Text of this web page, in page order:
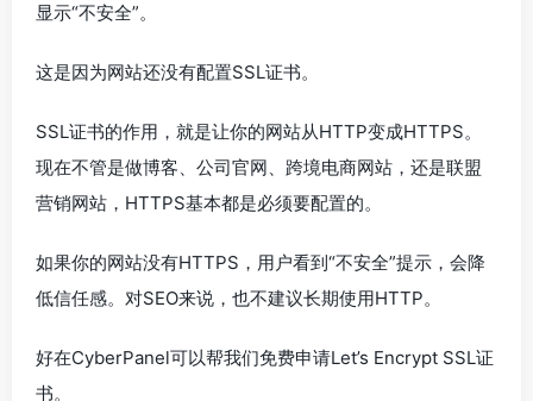
显示“不安全”。
这是因为网站还没有配置SSL证书。
SSL证书的作用，就是让你的网站从HTTP变成HTTPS。
现在不管是做博客、公司官网、跨境电商网站，还是联盟
营销网站，HTTPS基本都是必须要配置的。
如果你的网站没有HTTPS，用户看到“不安全”提示，会降
低信任感。对SEO来说，也不建议长期使用HTTP。
好在CyberPanel可以帮我们免费申请Let’s Encrypt SSL证
书。